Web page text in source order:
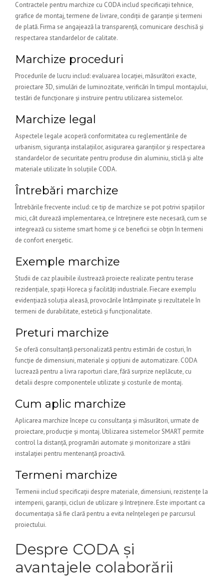
Contractele pentru marchize cu CODA includ specificații tehnice,
grafice de montaj, termene de livrare, condiții de garanție și termeni
de plată. Firma se angajează la transparență, comunicare deschisă și
respectarea standardelor de calitate.
Marchize proceduri
Procedurile de lucru includ: evaluarea locației, măsurători exacte,
proiectare 3D, simulări de luminozitate, verificări în timpul montajului,
testări de funcționare și instruire pentru utilizarea sistemelor.
Marchize legal
Aspectele legale acoperă conformitatea cu reglementările de
urbanism, siguranța instalațiilor, asigurarea garanțiilor și respectarea
standardelor de securitate pentru produse din aluminiu, sticlă și alte
materiale utilizate în soluțiile CODA.
Întrebări marchize
Întrebările frecvente includ: ce tip de marchize se pot potrivi spațiilor
mici, cât durează implementarea, ce întreținere este necesară, cum se
integrează cu sisteme smart home și ce beneficii se obțin în termeni
de confort energetic.
Exemple marchize
Studii de caz plauibile ilustrează proiecte realizate pentru terase
rezidențiale, spații Horeca și facilități industriale. Fiecare exemplu
evidențiază soluția aleasă, provocările întâmpinate și rezultatele în
termeni de durabilitate, estetică și funcționalitate.
Preturi marchize
Se oferă consultanță personalizată pentru estimări de costuri, în
funcție de dimensiuni, materiale și opțiuni de automatizare. CODA
lucrează pentru a livra raporturi clare, fără surprize neplăcute, cu
detalii despre componentele utilizate și costurile de montaj.
Cum aplic marchize
Aplicarea marchize începe cu consultanța și măsurători, urmate de
proiectare, producție și montaj. Utilizarea sistemelor SMART permite
control la distanță, programări automate și monitorizare a stării
instalației pentru mentenanță proactivă.
Termeni marchize
Termenii includ specificații despre materiale, dimensiuni, rezistențe la
intemperii, garanții, cicluri de utilizare și întreținere. Este important ca
documentația să fie clară pentru a evita neînțelegeri pe parcursul
proiectului.
Despre CODA și
avantajele colaborării